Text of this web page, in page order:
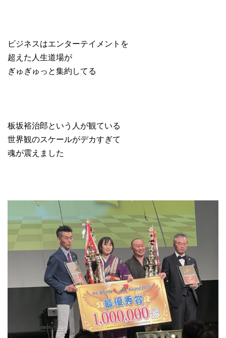
ビジネスはエンターテイメントを
超えた人生道場が
ぎゅぎゅっと集約してる
板坂裕治郎という人が観ている
世界観のスケールがデカすぎて
魂が震えました